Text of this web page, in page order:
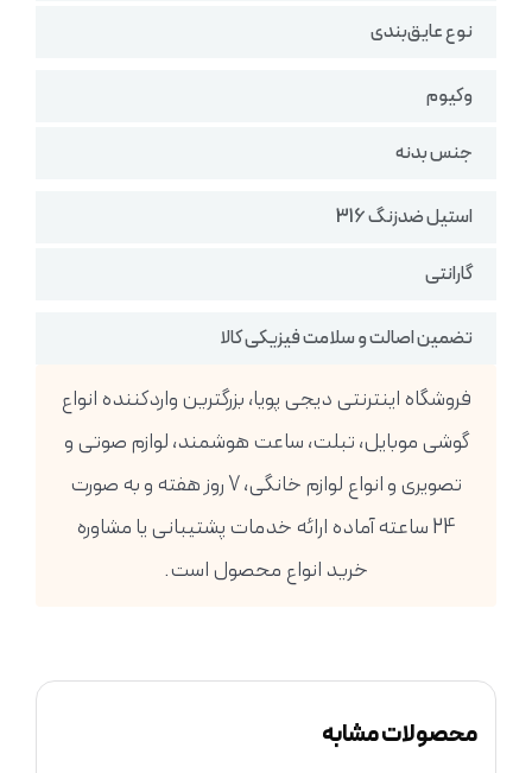
نوع عایق‌بندی
وکیوم
جنس بدنه
استیل ضدزنگ 316
گارانتی
تضمین اصالت و سلامت فیزیکی کالا
فروشگاه اینترنتی دیجی پویا، بزرگترین واردکننده انواع
گوشی موبایل، تبلت، ساعت هوشمند، لوازم صوتی و
تصویری و انواع لوازم خانگی، 7 روز هفته و به صورت
24 ساعته آماده ارائه خدمات پشتیبانی یا مشاوره
خرید انواع محصول است.
محصولات مشابه